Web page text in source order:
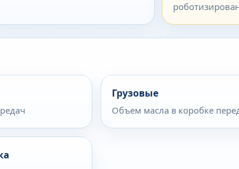
Грузовые
Объем масла в коробке